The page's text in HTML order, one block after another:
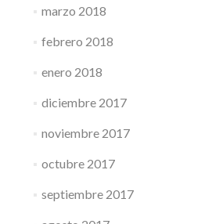
marzo 2018
febrero 2018
enero 2018
diciembre 2017
noviembre 2017
octubre 2017
septiembre 2017